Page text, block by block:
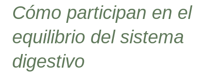
Cómo participan en el
equilibrio del sistema
digestivo